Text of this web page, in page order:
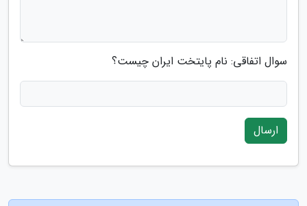
سوال اتفاقی: نام پایتخت ایران چیست؟
ارسال